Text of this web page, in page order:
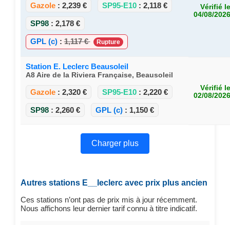
Gazole : 2,239 € SP95-E10 : 2,118 €
SP98 : 2,178 €
GPL (c) :1,117 € Rupture
Vérifié le
04/08/2026
Station E. Leclerc Beausoleil
A8 Aire de la Riviera Française, Beausoleil
Gazole : 2,320 € SP95-E10 : 2,220 €
SP98 : 2,260 € GPL (c) : 1,150 €
Vérifié le
02/08/2026
Charger plus
Autres stations E__leclerc avec prix plus ancien
Ces stations n’ont pas de prix mis à jour récemment.
Nous affichons leur dernier tarif connu à titre indicatif.